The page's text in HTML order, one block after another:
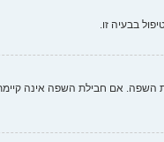
בבעיה זו.
אם חבילת השפה אינה